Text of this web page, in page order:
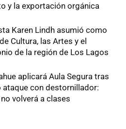
y la exportación orgánica
Karen Lindh asumió como
Cultura, las Artes y el
de la región de Los Lagos
aplicará Aula Segura tras
ataque con destornillador:
volverá a clases